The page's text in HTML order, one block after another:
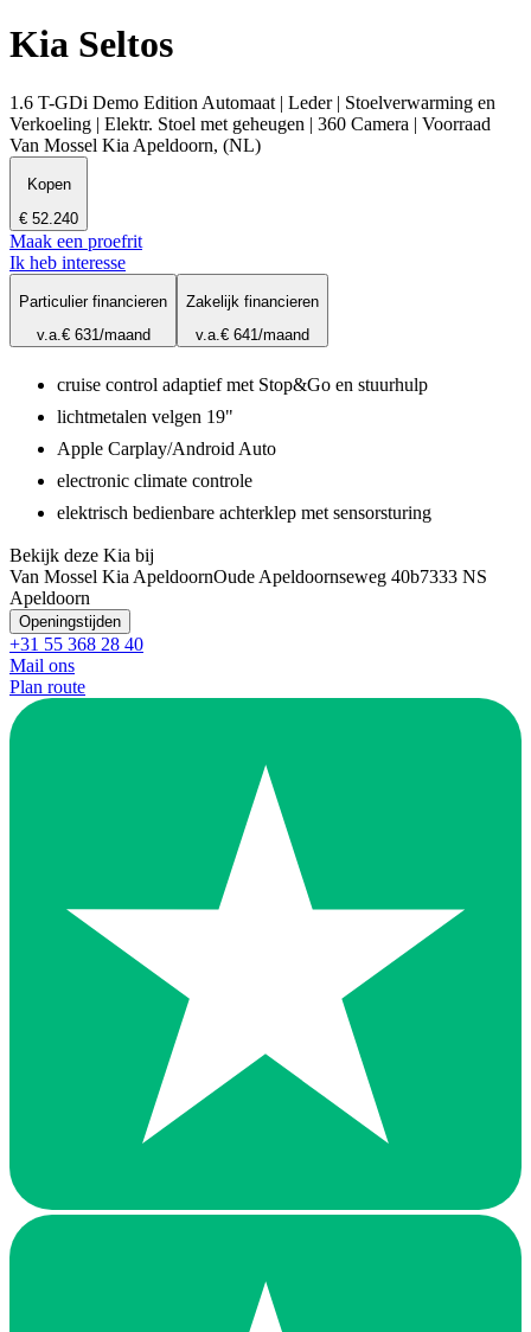
Kia Seltos
1.6 T-GDi Demo Edition Automaat | Leder | Stoelverwarming en
Verkoeling | Elektr. Stoel met geheugen | 360 Camera | Voorraad
Van Mossel Kia Apeldoorn, (NL)
Kopen
€ 52.240
Maak een proefrit
Ik heb interesse
Particulier financieren
v.a.€ 631/maand
Zakelijk financieren
v.a.€ 641/maand
cruise control adaptief met Stop&Go en stuurhulp
lichtmetalen velgen 19"
Apple Carplay/Android Auto
electronic climate controle
elektrisch bedienbare achterklep met sensorsturing
Bekijk deze Kia bij
Van Mossel Kia ApeldoornOude Apeldoornseweg 40b7333 NS
Apeldoorn
Openingstijden
+31 55 368 28 40
Mail ons
Plan route